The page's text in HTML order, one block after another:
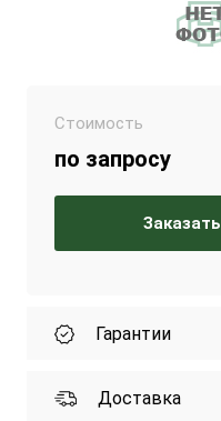
Стоимость
по запросу
Заказать
Гарантии
Доставка